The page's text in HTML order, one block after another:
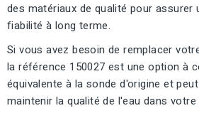
des matériaux de qualité pour assurer
fiabilité à long terme.
Si vous avez besoin de remplacer
la référence 150027 est une option à
équivalente à la sonde d'origine et
maintenir la qualité de l'eau dans